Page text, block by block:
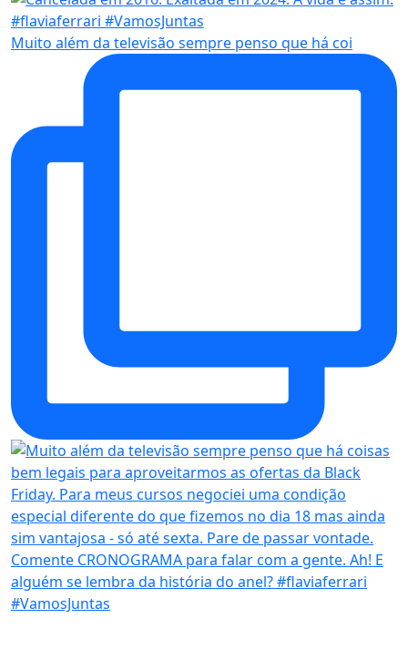
Muito além da televisão sempre penso que há coi